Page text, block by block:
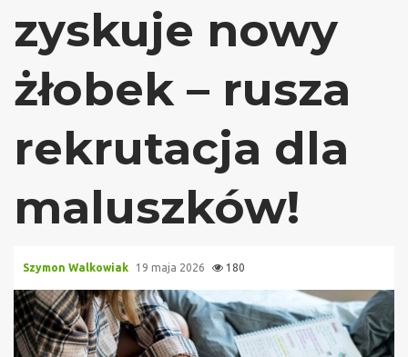
zyskuje nowy
żłobek – rusza
rekrutacja dla
maluszków!
Szymon Walkowiak 19 maja 2026 180